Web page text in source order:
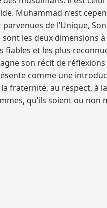
Muhammad n’est
de l’Unique,
les deux dimensions
et les plus
son récit de
comme une
fraternité, au respect, à
qu’ils soient ou non